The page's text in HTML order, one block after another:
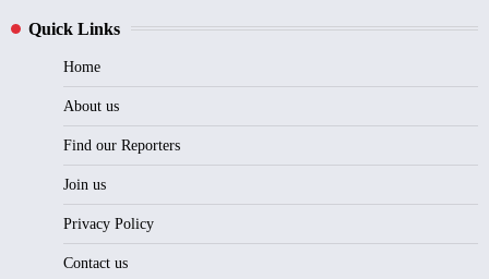
Quick Links
Home
About us
Find our Reporters
Join us
Privacy Policy
Contact us